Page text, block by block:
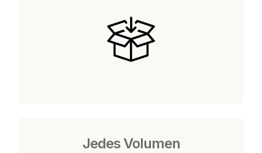
Jedes Volumen